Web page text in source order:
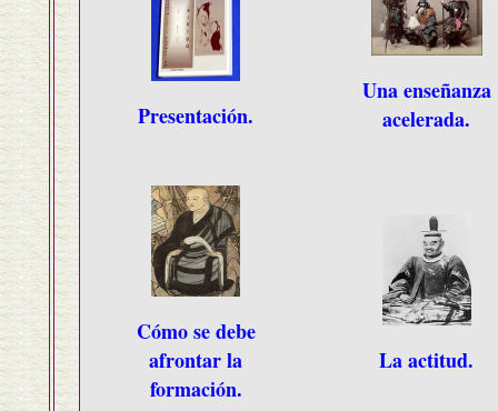
Presentación.
Una enseñanza
acelerada.
Cómo se debe
afrontar la
formación.
La actitud.